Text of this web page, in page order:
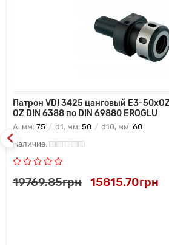
Патрон VDI 3425 цанговый E3-
OZ DIN 6388 по DIN 69880 EROGLU
A, мм: 75 d1, мм: 50 d10, мм: 60
19769.85грн 15815.70грн